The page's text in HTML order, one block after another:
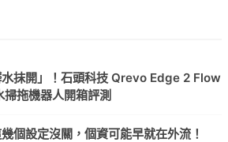
抹開」！石頭科技 Qrevo Edge 2 Flow
拖機器人開箱評測
個設定沒關，個資可能早就在外流！